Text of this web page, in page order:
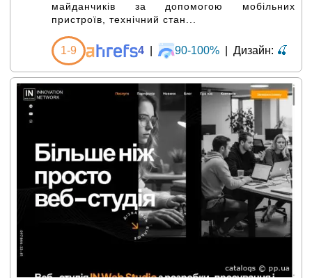
майданчиків за допомогою мобільних
пристроїв, технічний стан...
1-9 4| 90-100%| Дизайн: 🍒